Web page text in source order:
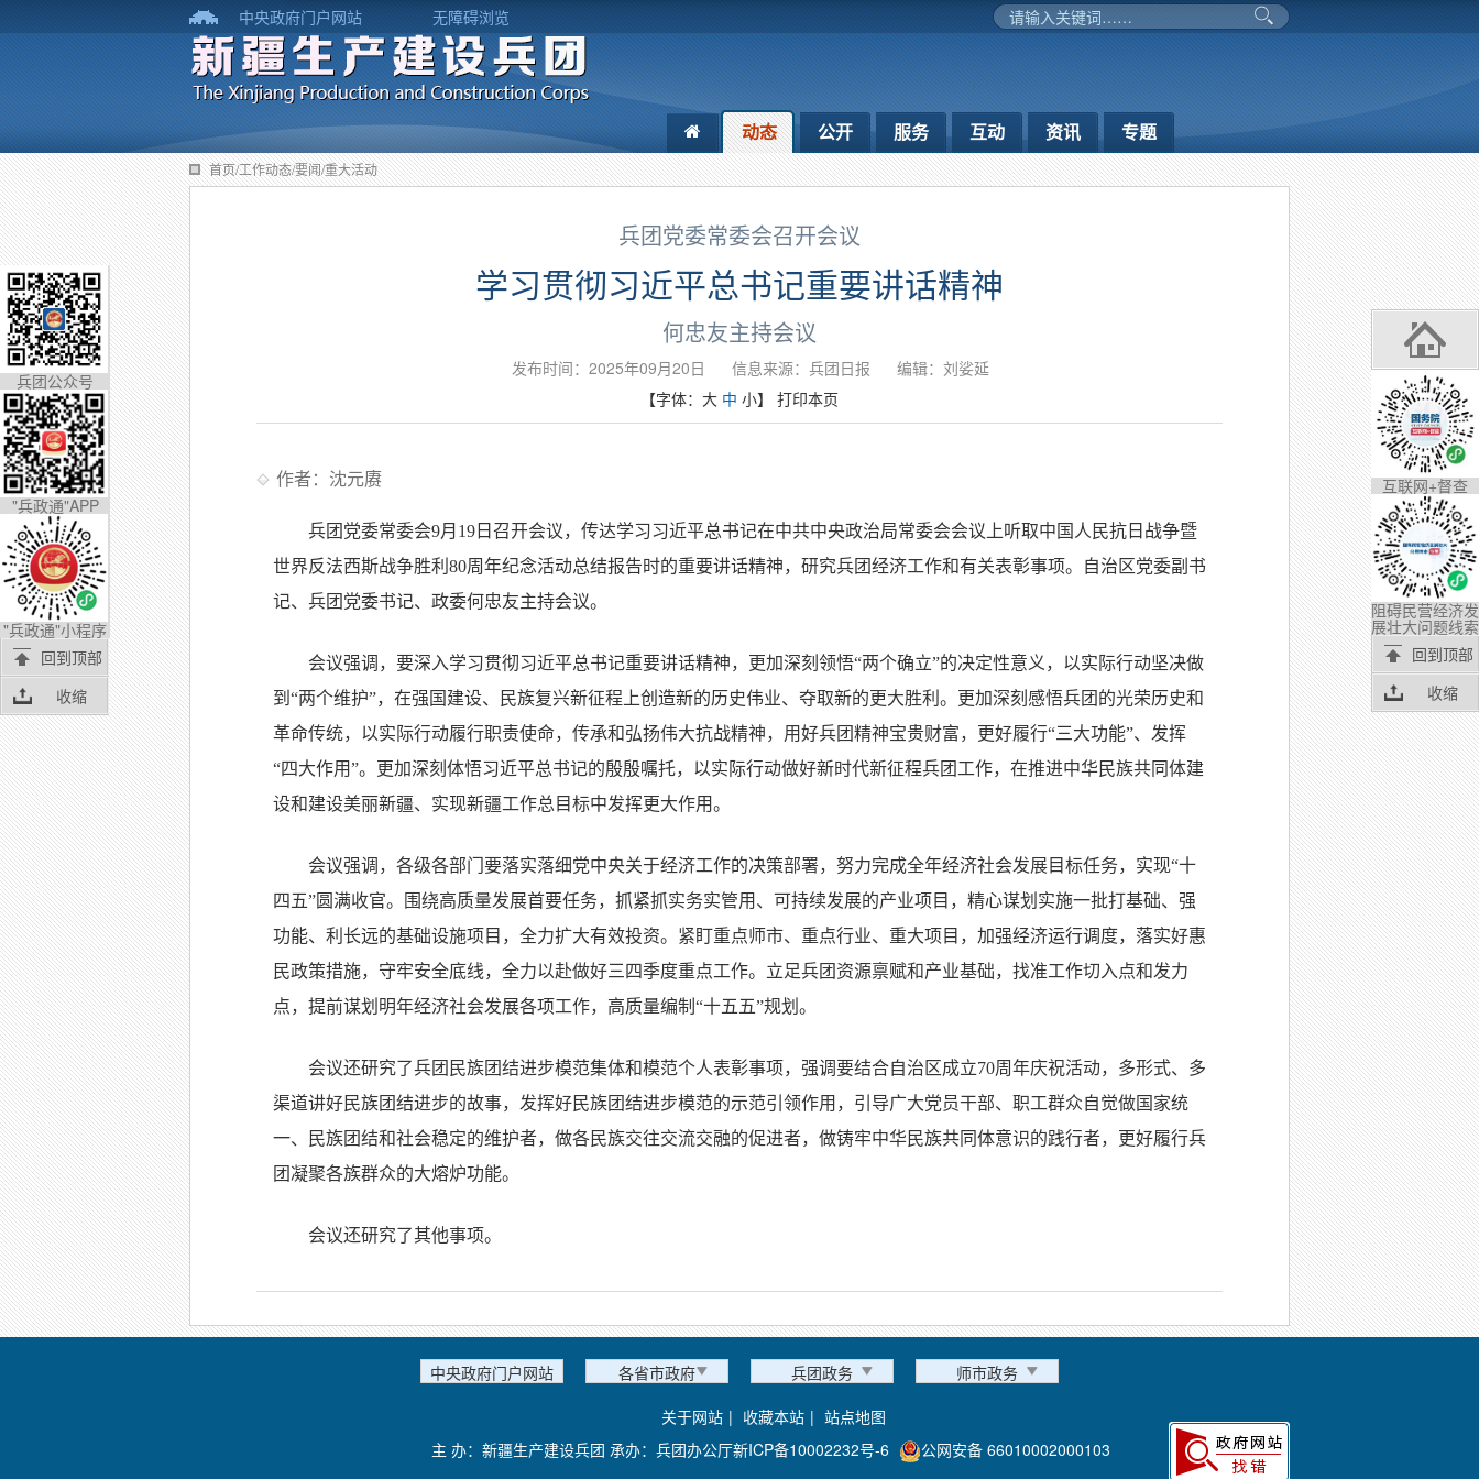
中央政府门户网站 无障碍浏览
动态 公开 服务 互动 资讯 专题
首页/工作动态/要闻/重大活动
兵团党委常委会召开会议
学习贯彻习近平总书记重要讲话精神
何忠友主持会议
发布时间：2025年09月20日 信息来源：​兵团日报
编辑：刘娑延
【字体： 大 中 小】 打印本页
作者：沈元赓
兵团党委常委会9月19日召开会议，传达学习习近平总书记在中共中央政治局常委会会议上听取中国人民抗日战争暨
世界反法西斯战争胜利80周年纪念活动总结报告时的重要讲话精神，研究兵团经济工作和有关表彰事项。自治区党委副书
记、兵团党委书记、政委何忠友主持会议。
会议强调，要深入学习贯彻习近平总书记重要讲话精神，更加深刻领悟“两个确立”的决定性意义，以实际行动坚决做
到“两个维护”，在强国建设、民族复兴新征程上创造新的历史伟业、夺取新的更大胜利。更加深刻感悟兵团的光荣历史和
革命传统，以实际行动履行职责使命，传承和弘扬伟大抗战精神，用好兵团精神宝贵财富，更好履行“三大功能”、发挥
“四大作用”。更加深刻体悟习近平总书记的殷殷嘱托，以实际行动做好新时代新征程兵团工作，在推进中华民族共同体建
设和建设美丽新疆、实现新疆工作总目标中发挥更大作用。
会议强调，各级各部门要落实落细党中央关于经济工作的决策部署，努力完成全年经济社会发展目标任务，实现“十
四五”圆满收官。围绕高质量发展首要任务，抓紧抓实务实管用、可持续发展的产业项目，精心谋划实施一批打基础、强
功能、利长远的基础设施项目，全力扩大有效投资。紧盯重点师市、重点行业、重大项目，加强经济运行调度，落实好惠
民政策措施，守牢安全底线，全力以赴做好三四季度重点工作。立足兵团资源禀赋和产业基础，找准工作切入点和发力
点，提前谋划明年经济社会发展各项工作，高质量编制“十五五”规划。
会议还研究了兵团民族团结进步模范集体和模范个人表彰事项，强调要结合自治区成立70周年庆祝活动，多形式、多
渠道讲好民族团结进步的故事，发挥好民族团结进步模范的示范引领作用，引导广大党员干部、职工群众自觉做国家统
一、民族团结和社会稳定的维护者，做各民族交往交流交融的促进者，做铸牢中华民族共同体意识的践行者，更好履行兵
团凝聚各族群众的大熔炉功能。
会议还研究了其他事项。
中央政府门户网站 各省市政府 兵团政务
师市政务
关于网站 | 收藏本站 | 站点地图
主 办：新疆生产建设兵团 承办：兵团办公厅新ICP备10002232号-6 公网安备 66010002000103
互联网+督查
阻碍民营经济发
展壮大问题线索
回到顶部
收缩
兵团公众号
"兵政通"APP
"兵政通"小程序
回到顶部
收缩